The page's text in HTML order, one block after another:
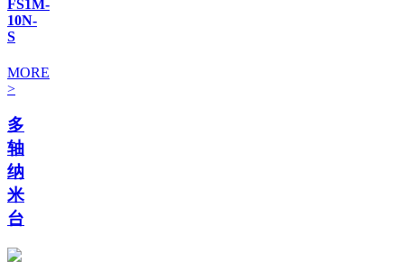
FS1M-
10N-
S
MORE
>
多
轴
纳
米
台